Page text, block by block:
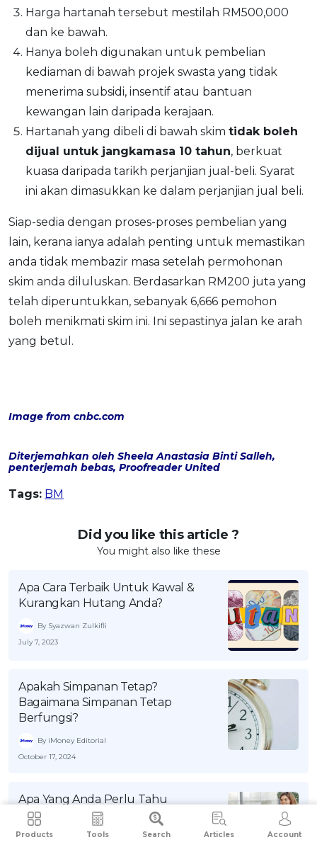
Products Tools Search Articles Account
Harga hartanah tersebut mestilah RM500,000
dan ke bawah.
Hanya boleh digunakan untuk pembelian
kediaman di bawah projek swasta yang tidak
menerima subsidi, insentif atau bantuan
kewangan lain daripada kerajaan.
Hartanah yang dibeli di bawah skim tidak boleh
dijual untuk jangkamasa 10 tahun, berkuat
kuasa daripada tarikh perjanjian jual-beli. Syarat
ini akan dimasukkan ke dalam perjanjian jual beli.
Siap-sedia dengan proses-proses pembelian yang
lain, kerana ianya adalah penting untuk memastikan
anda tidak membazir masa setelah permohonan
skim anda diluluskan. Berdasarkan RM200 juta yang
telah diperuntukkan, sebanyak 6,666 pemohon
boleh menikmati skim ini. Ini sepastinya jalan ke arah
yang betul.
Image from cnbc.com
Diterjemahkan oleh Sheela Anastasia Binti Salleh,
penterjemah bebas, Proofreader United
Tags: BM
Did you like this article ?
You might also like these
Apa Cara Terbaik Untuk Kawal &
Kurangkan Hutang Anda?
By Syazwan Zulkifli
July 7, 2023
Apakah Simpanan Tetap?
Bagaimana Simpanan Tetap
Berfungsi?
By iMoney Editorial
October 17, 2024
Apa Yang Anda Perlu Tahu
Tentang Perkara Asas Dalam
Perjanjian Sewa-Beli Kereta